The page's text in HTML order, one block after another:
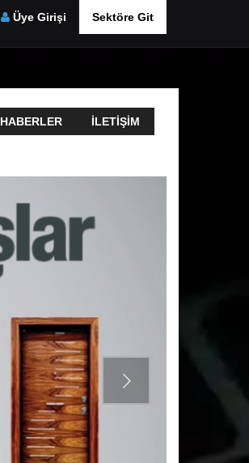
Üye Girişi Sektöre Git
HABERLER İLETIŞIM